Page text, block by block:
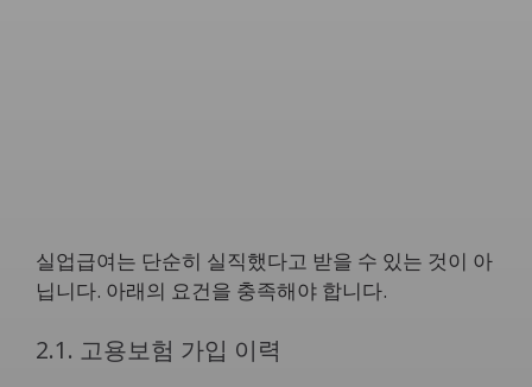
실업급여는 단순히 실직했다고 받을 수 있는 것이 아
닙니다. 아래의 요건을 충족해야 합니다.
2.1. 고용보험 가입 이력